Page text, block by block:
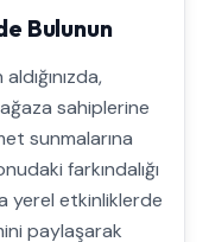
Bulunun
sahiplerine
sunmalarına
farkındalığı
yerel etkinliklerde
paylaşarak